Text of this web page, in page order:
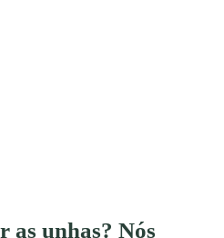
as unhas? Nós